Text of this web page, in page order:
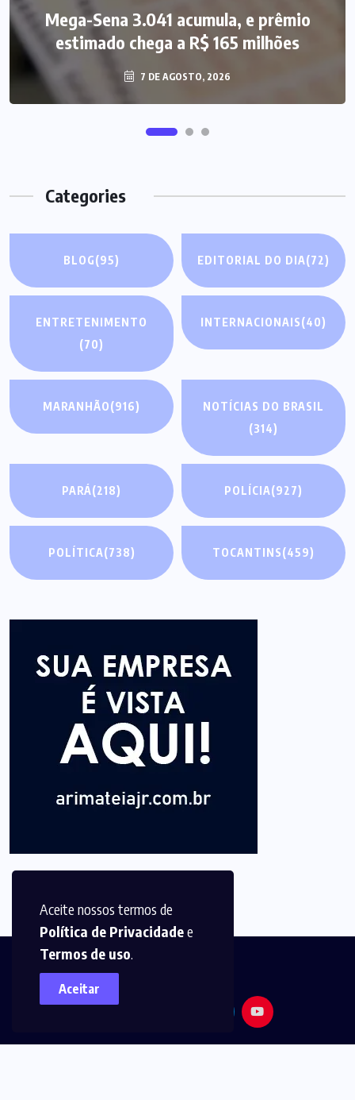
Aceite nossos termos de
Política de Privacidadee
Termos de uso.
Aceitar
Mega-Sena 3.041 acumula, e prêmio
estimado chega a R$ 165 milhões
7 DE AGOSTO, 2026
Categories
BLOG(95) EDITORIAL DO DIA(72)
ENTRETENIMENTO
(70)
INTERNACIONAIS(40)
MARANHÃO(916)
NOTÍCIAS DO BRASIL
(314)
PARÁ(218) POLÍCIA(927)
POLÍTICA(738) TOCANTINS(459)